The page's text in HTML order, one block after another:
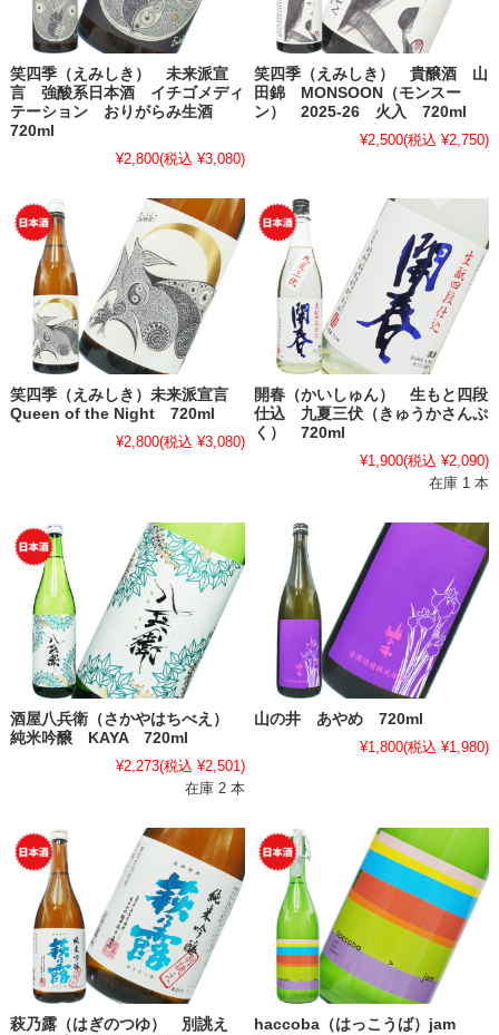
笑四季（えみしき） 未来派宣
言 強酸系日本酒 イチゴメディ
テーション おりがらみ生酒
720ml
¥2,800(税込 ¥3,080)
笑四季（えみしき） 貴醸酒 山
田錦 MONSOON（モンスー
ン） 2025-26 火入 720ml
¥2,500(税込 ¥2,750)
笑四季（えみしき）未来派宣言
Queen of the Night 720ml
¥2,800(税込 ¥3,080)
開春（かいしゅん） 生もと四段
仕込 九夏三伏（きゅうかさんぷ
く） 720ml
¥1,900(税込 ¥2,090)
在庫 1 本
酒屋八兵衛（さかやはちべえ）
純米吟醸 KAYA 720ml
¥2,273(税込 ¥2,501)
在庫 2 本
山の井 あやめ 720ml
¥1,800(税込 ¥1,980)
萩乃露（はぎのつゆ） 別誂え
haccoba（はっこうば）jam